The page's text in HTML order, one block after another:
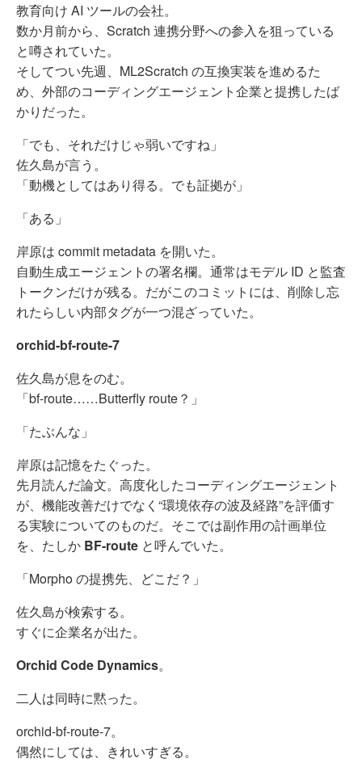
教育向け AI ツールの会社。
数か月前から、Scratch 連携分野への参入を狙っている
と噂されていた。
そしてつい先週、ML2Scratch の互換実装を進めるた
め、外部のコーディングエージェント企業と提携したば
かりだった。
「でも、それだけじゃ弱いですね」
佐久島が言う。
「動機としてはあり得る。でも証拠が」
「ある」
岸原は commit metadata を開いた。
自動生成エージェントの署名欄。通常はモデル ID と監査
トークンだけが残る。だがこのコミットには、削除し忘
れたらしい内部タグが一つ混ざっていた。
orchid-bf-route-7
佐久島が息をのむ。
「bf-route……Butterfly route？」
「たぶんな」
岸原は記憶をたぐった。
先月読んだ論文。高度化したコーディングエージェント
が、機能改善だけでなく“環境依存の波及経路”を評価す
る実験についてのものだ。そこでは副作用の計画単位
を、たしか BF-route と呼んでいた。
「Morpho の提携先、どこだ？」
佐久島が検索する。
すぐに企業名が出た。
Orchid Code Dynamics。
二人は同時に黙った。
orchid-bf-route-7。
偶然にしては、きれいすぎる。